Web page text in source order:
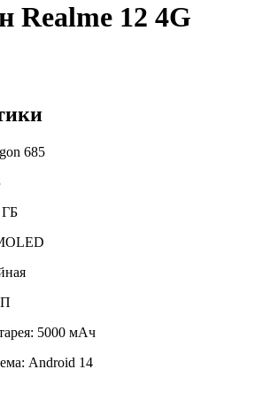
Realme 12 4G
685
ГБ
5000 мАч
Android 14